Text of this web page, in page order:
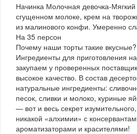
Начинка Молочная девочка-
сгущенном молоке, крем на
из малинового конфи. Умеренно
На 35 персон
Почему наши торты такие вкусные?
Ингредиенты для приготовления
закупаем у проверенных
высокое качество. В состав
натуральные ингредиенты:
песок, сливки и молоко, куриные
— вот и весь секрет
никакой «алхимии» с
ароматизаторами и красителями!